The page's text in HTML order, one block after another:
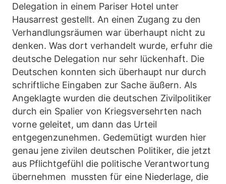
Delegation in einem Pariser Hotel unter
Hausarrest gestellt. An einen Zugang zu den
Verhandlungsräumen war überhaupt nicht zu
denken. Was dort verhandelt wurde, erfuhr die
deutsche Delegation nur sehr lückenhaft. Die
Deutschen konnten sich überhaupt nur durch
schriftliche Eingaben zur Sache äußern. Als
Angeklagte wurden die deutschen Zivilpolitiker
durch ein Spalier von Kriegsversehrten nach
vorne geleitet, um dann das Urteil
entgegenzunehmen. Gedemütigt wurden hier
genau jene zivilen deutschen Politiker, die jetzt
aus Pflichtgefühl die politische Verantwortung
übernehmen mussten für eine Niederlage, die